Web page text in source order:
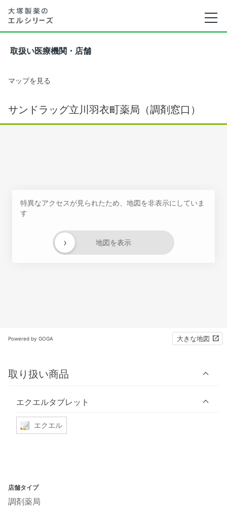
取扱い医療機関・店舗
マップを見る
サンドラッグ立川羽衣町薬局（調剤窓口）
特異なアクセスが見られたため、地図を非表示にしていま
す
地図を表示
›
Powered by GOGA 大きな地図
取り扱い商品
エクエルタブレット
エクエル
店舗タイプ
調剤薬局